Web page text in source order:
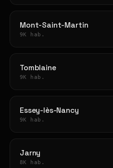
Mont-Saint-Martin
9K hab.
Tomblaine
9K hab.
Essey-lès-Nancy
9K hab.
Jarny
8K hab.